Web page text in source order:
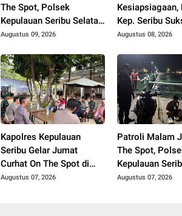
The Spot, Polsek
Kepulauan Seribu Selatan
Pastikan Warga Mudah
Polisi
Augustus 09, 2026
Kesiapsiagaan,
Kep. Seribu
Simulasi
Augustus 08, 2026
Kapolres Kepulauan
Seribu Gelar Jumat
Curhat On The Spot di
Pulau Tidung, Ajak Warga
Augustus 07, 2026
Patroli Malam
The Spot,
Kepulauan
Edukasi Warga
Augustus 07, 2026